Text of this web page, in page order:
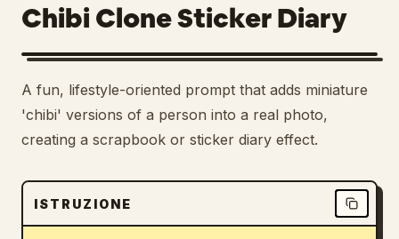
Casi d'uso
Prompt
Prezzi
Chibi Clone Sticker Diary
A fun, lifestyle-oriented prompt that adds miniature
'chibi' versions of a person into a real photo,
creating a scrapbook or sticker diary effect.
ISTRUZIONE